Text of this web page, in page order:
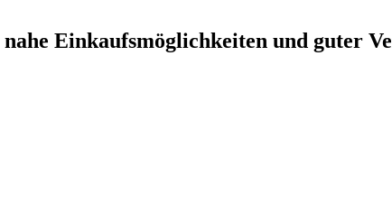
Einkaufsmöglichkeiten und guter